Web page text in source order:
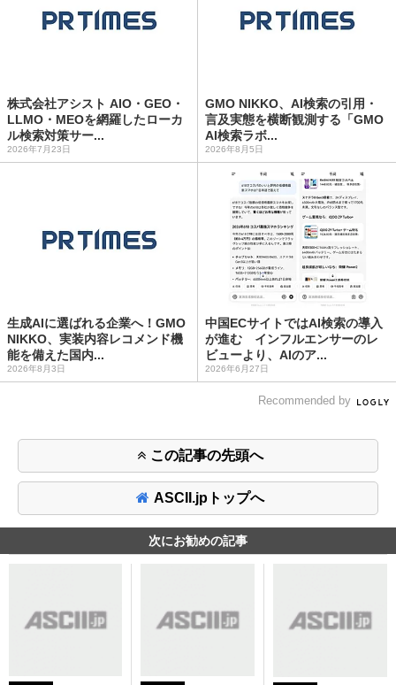
株式会社アシスト AIO・GEO・
LLMO・MEOを網羅したローカ
ル検索対策サー...
2026年7月23日
GMO NIKKO、AI検索の引用・
言及実態を横断観測する「GMO
AI検索ラボ...
2026年8月5日
生成AIに選ばれる企業へ！GMO
NIKKO、実装内容レコメンド機
能を備えた国内...
2026年8月3日
中国ECサイトではAI検索の導入
が進む インフルエンサーのレ
ビューより、AIのア...
2026年6月27日
Recommended by
この記事の先頭へ
ASCII.jpトップへ
次にお勧めの記事